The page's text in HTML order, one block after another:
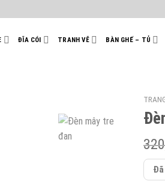
ĐĨA CÓI TRANH VẼ BÀN GHẾ – TỦ
Đã